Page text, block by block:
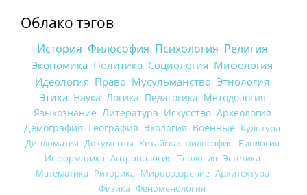
Облако тэгов
История Философия Психология Религия
Экономика Политика Социология Мифология
Идеология Право Мусульманство Этнология
Этика Наука Логика Педагогика Методология
Языкознание Литература Искусство Археология
Демография География Экология Военные Культура
Дипломатия Документы Китайская философия Биология
Информатика Антропология Теология Эстетика
Математика Риторика Мировоззрение Архитектура
Физика Феноменология